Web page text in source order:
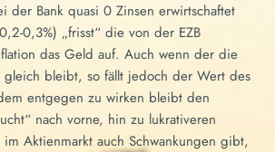
der Bank quasi 0 Zinsen erwirtschaftet
0,3%) „frisst“ die von der EZB
das Geld auf. Auch wenn der die
gleich bleibt, so fällt jedoch der Wert des
entgegen zu wirken bleibt den
nach vorne, hin zu lukrativeren
im Aktienmarkt auch Schwankungen gibt,